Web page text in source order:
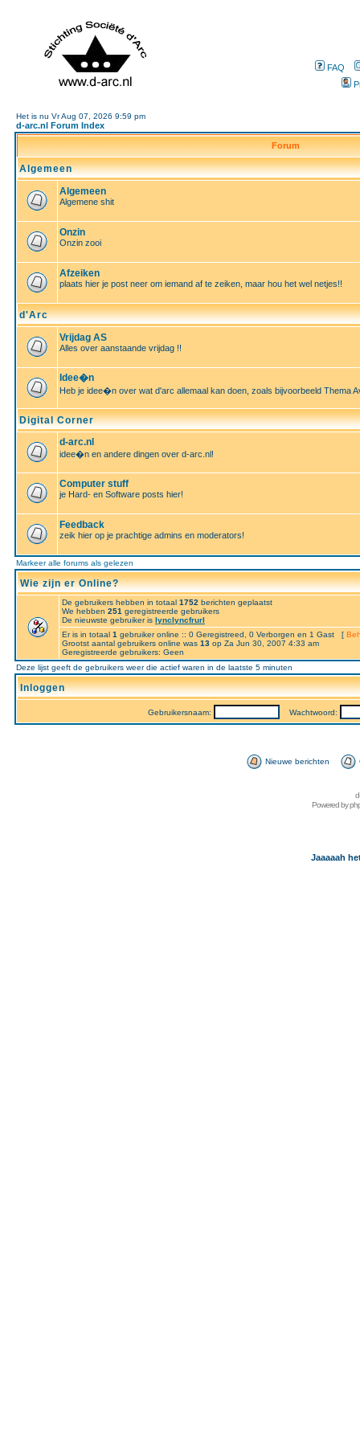
FAQ
Het is nu Vr Aug 07, 2026 9:59 pm
d-arc.nl Forum Index
Forum
Algemeen
Algemeen
Algemene shit
Onzin
Onzin zooi
Afzeiken
plaats hier je post neer om iemand af te zeiken, maar hou het wel netjes!!
d'Arc
Vrijdag AS
Alles over aanstaande vrijdag !!
Idee�n
Heb je idee�n over wat d'arc allemaal kan doen, zoals bijvoorbeeld Thema
Digital Corner
d-arc.nl
idee�n en andere dingen over d-arc.nl!
Computer stuff
je Hard- en Software posts hier!
Feedback
zeik hier op je prachtige admins en moderators!
Markeer alle forums als gelezen
Wie zijn er Online?
De gebruikers hebben in totaal 1752 berichten geplaatst
We hebben 251 geregistreerde gebruikers
De nieuwste gebruiker is lynclyncfrurl
Er is in totaal 1 gebruiker online :: 0 Geregistreed, 0 Verborgen en 1 Gast [
Grootst aantal gebruikers online was 13 op Za Jun 30, 2007 4:33 am
Geregistreerde gebruikers: Geen
Deze lijst geeft de gebruikers weer die actief waren in de laatste 5 minuten
Inloggen
Gebruikersnaam: Wachtwoord:
Nieuwe berichten
Powered by
Jaaaaah